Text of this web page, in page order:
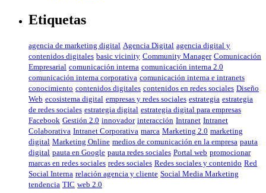
Etiquetas
agencia de marketing digital Agencia Digital agencia digital y
contenidos digitales basic vicinity Community Manager Comunicación
Empresarial comunicación interna comunicación interna 2.0
comunicación interna corporativa comunicación interna e intranets
conocimiento contenidos digitales contenidos en redes sociales Diseño
Web ecosistema digital empresas y redes sociales estrategia estrategia
de redes sociales estrategia digital estrategia digital para empresas
Facebook Gestión 2.0 innovador interacción Intranet Intranet
Colaborativa Intranet Corporativa marca Marketing 2.0 marketing
digital Marketing Online medios de comunicación en la empresa pauta
digital pauta en Google pauta redes sociales Portal web promocionar
marcas en redes sociales redes sociales Redes sociales y contenido Red
Social Interna relación agencia y cliente Social Media Marketing
tendencia TIC web 2.0